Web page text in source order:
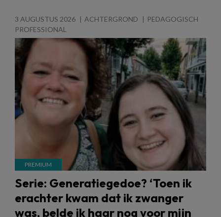
3 AUGUSTUS 2026 ACHTERGROND
PEDAGOGISCH
PROFESSIONAL
Serie: Generatiegedoe? ‘Toen ik
erachter kwam dat ik zwanger
was, belde ik haar nog voor mijn